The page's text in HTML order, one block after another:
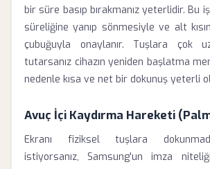
bir süre basıp bırakmanız yeterlidir. Bu
süreliğine yanıp sönmesiyle ve alt
çubuğuyla onaylanır. Tuşlara çok
tutarsanız cihazın yeniden başlatma
nedenle kısa ve net bir dokunuş yeterli
Avuç İçi Kaydırma Hareketi
Ekranı fiziksel tuşlara
istiyorsanız, Samsung'un imza